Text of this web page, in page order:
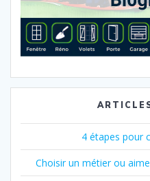
4 étapes pour
Choisir un métier ou